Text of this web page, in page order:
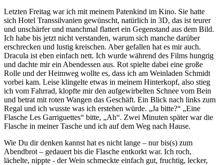
Letzten Freitag war ich mit meinem Patenkind im Kino. Sie hatte
sich Hotel Transsilvanien gewünscht, natürlich in 3D, das ist teurer
und unschärfer und manchmal flattert ein Gegenstand aus dem Bild.
Ich habe bis jetzt nicht verstanden, warum sich manche darüber
erschrecken und lustig kreischen. Aber gefallen hat es mir auch.
Dracula ist eben einfach nett. Ich wurde während des Films hungrig
und dachte mir ein Abendessen aus. Rot spielte dabei eine große
Rolle und der Heimweg wollte es, dass ich am Weinladen Schmidt
vorbei kam. Leise klingelte etwas in meinem Hinterkopf, also stieg
ich vom Fahrrad, klopfte mir den aufgewirbelten Schnee vom Bein
und betrat mit roten Wangen das Geschäft. Ein Blick nach links zum
Regal und ich wusste was ich erstehen würde. „Ja bitte?“ „Eine
Flasche Les Garriguettes“ bitte, „Ah“. Zwei Minuten später war die
Flasche in meiner Tasche und ich auf dem Weg nach Hause.
Wie Du dir denken kannst hat es nicht lange – nur bis(s) zum
Abendbrot – gedauert bis die Flasche entkorkt war. Ich roch,
lächelte, nippte - der Wein schmeckte einfach gut, fruchtig, lecker,